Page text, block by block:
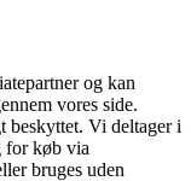
og kan
vores side.
beskyttet. Vi deltager i
for køb via
bruges uden